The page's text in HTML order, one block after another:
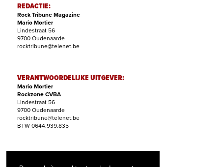
REDACTIE:
Rock Tribune Magazine
Mario Mortier
Lindestraat 56
9700 Oudenaarde
rocktribune@telenet.be
VERANTWOORDELIJKE UITGEVER:
Mario Mortier
Rockzone CVBA
Lindestraat 56
9700 Oudenaarde
rocktribune@telenet.be
BTW 0644.939.835